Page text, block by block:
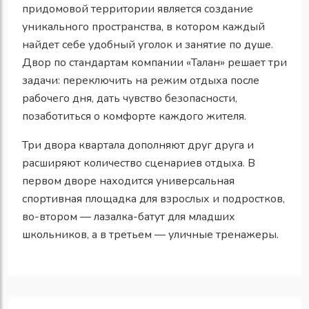
придомовой территории является создание
уникального пространства, в котором каждый
найдет себе удобный уголок и занятие по душе.
Двор по стандартам компании «Талан» решает три
задачи: переключить на режим отдыха после
рабочего дня, дать чувство безопасности,
позаботиться о комфорте каждого жителя.
Три двора квартала дополняют друг друга и
расширяют количество сценариев отдыха. В
первом дворе находится универсальная
спортивная площадка для взрослых и подростков,
во-втором — лазалка-батут для младших
школьников, а в третьем — уличные тренажеры.